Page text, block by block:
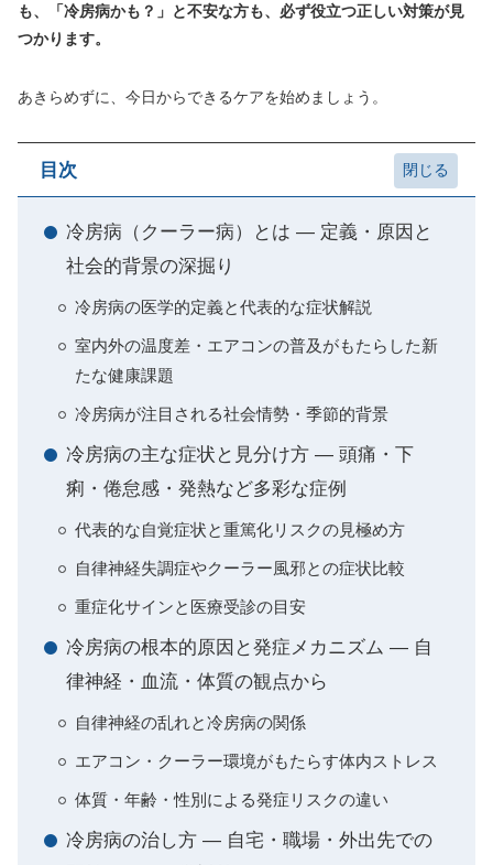
も、「冷房病かも？」と不安な方も、必ず役立つ正しい対策が見
つかります。
あきらめずに、今日からできるケアを始めましょう。
目次
冷房病（クーラー病）とは ― 定義・原因と
社会的背景の深掘り
冷房病の医学的定義と代表的な症状解説
室内外の温度差・エアコンの普及がもたらした新
たな健康課題
冷房病が注目される社会情勢・季節的背景
冷房病の主な症状と見分け方 ― 頭痛・下
痢・倦怠感・発熱など多彩な症例
代表的な自覚症状と重篤化リスクの見極め方
自律神経失調症やクーラー風邪との症状比較
重症化サインと医療受診の目安
冷房病の根本的原因と発症メカニズム ― 自
律神経・血流・体質の観点から
自律神経の乱れと冷房病の関係
エアコン・クーラー環境がもたらす体内ストレス
体質・年齢・性別による発症リスクの違い
冷房病の治し方 ― 自宅・職場・外出先での